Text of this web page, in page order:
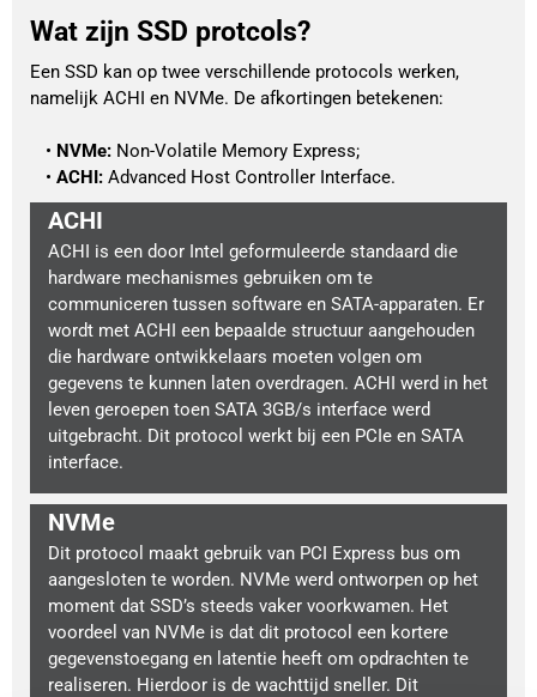
Wat zijn SSD protcols?
Een SSD kan op twee verschillende protocols werken,
namelijk ACHI en NVMe. De afkortingen betekenen:
NVMe: Non-Volatile Memory Express;
ACHI: Advanced Host Controller Interface.
ACHI
ACHI is een door Intel geformuleerde standaard die
hardware mechanismes gebruiken om te
communiceren tussen software en SATA-apparaten. Er
wordt met ACHI een bepaalde structuur aangehouden
die hardware ontwikkelaars moeten volgen om
gegevens te kunnen laten overdragen. ACHI werd in het
leven geroepen toen SATA 3GB/s interface werd
uitgebracht. Dit protocol werkt bij een PCIe en SATA
interface.
NVMe
Dit protocol maakt gebruik van PCI Express bus om
aangesloten te worden. NVMe werd ontworpen op het
moment dat SSD’s steeds vaker voorkwamen. Het
voordeel van NVMe is dat dit protocol een kortere
gegevenstoegang en latentie heeft om opdrachten te
realiseren. Hierdoor is de wachttijd sneller. Dit